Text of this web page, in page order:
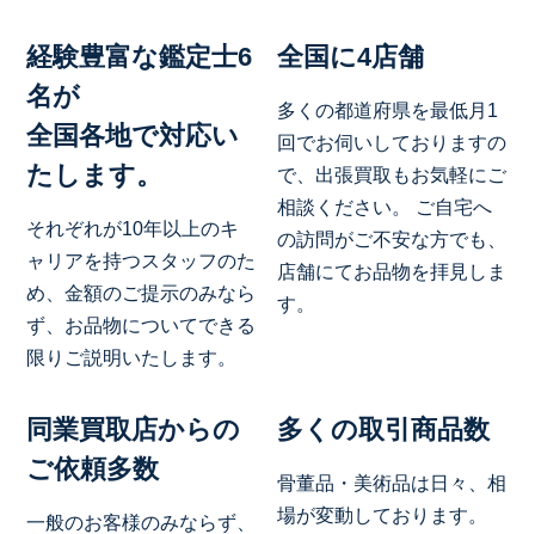
経験豊富な鑑定士6
名が
全国各地で対応い
たします。
それぞれが10年以上のキ
ャリアを持つスタッフのた
め、金額のご提示のみなら
ず、お品物についてできる
限りご説明いたします。
全国に4店舗
多くの都道府県を最低月1
回でお伺いしておりますの
で、出張買取もお気軽にご
相談ください。 ご自宅へ
の訪問がご不安な方でも、
店舗にてお品物を拝見しま
す。
同業買取店からの
ご依頼多数
一般のお客様のみならず、
多くの取引商品数
骨董品・美術品は日々、相
場が変動しております。